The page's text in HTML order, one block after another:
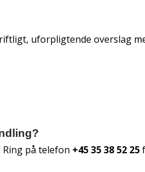
uforpligtende overslag
på telefon +45 35 38 52 25